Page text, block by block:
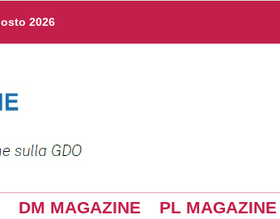
2026
DM MAGAZINE PL MAGAZINE